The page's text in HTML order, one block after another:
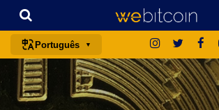
Português
português (BR)
english